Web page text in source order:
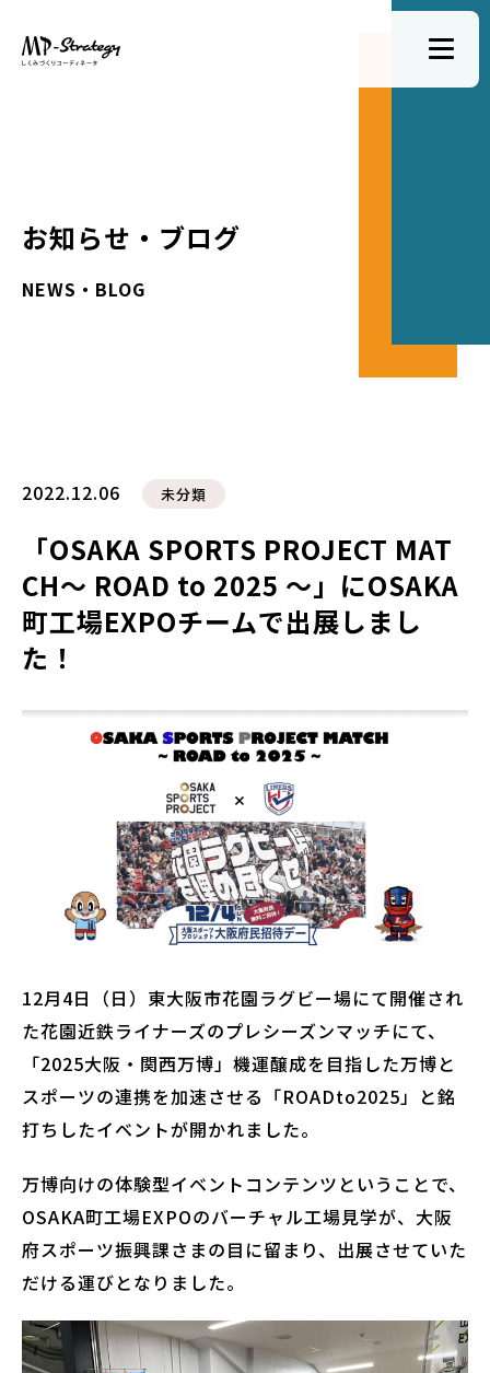
お知らせ・ブログ
NEWS・BLOG
2022.12.06 未分類
「OSAKA SPORTS PROJECT MAT
CH〜 ROAD to 2025 〜」にOSAKA
町工場EXPOチームで出展しまし
た！
12月4日（日）東大阪市花園ラグビー場にて開催され
た花園近鉄ライナーズのプレシーズンマッチにて、
「2025大阪・関西万博」機運醸成を目指した万博と
スポーツの連携を加速させる「ROADto2025」と銘
打ちしたイベントが開かれました。
万博向けの体験型イベントコンテンツということで、
OSAKA町工場EXPOのバーチャル工場見学が、大阪
府スポーツ振興課さまの目に留まり、出展させていた
だける運びとなりました。